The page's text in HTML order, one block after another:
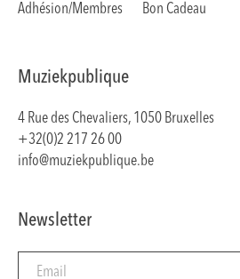
Adhésion/Membres
Bon Cadeau
Muziekpublique
4 Rue des Chevaliers, 1050 Bruxelles
+32(0)2 217 26 00
info@muziekpublique.be
Newsletter